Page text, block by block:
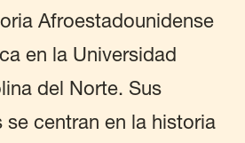
Afroestadounidense
en la Universidad
del Norte. Sus
centran en la historia